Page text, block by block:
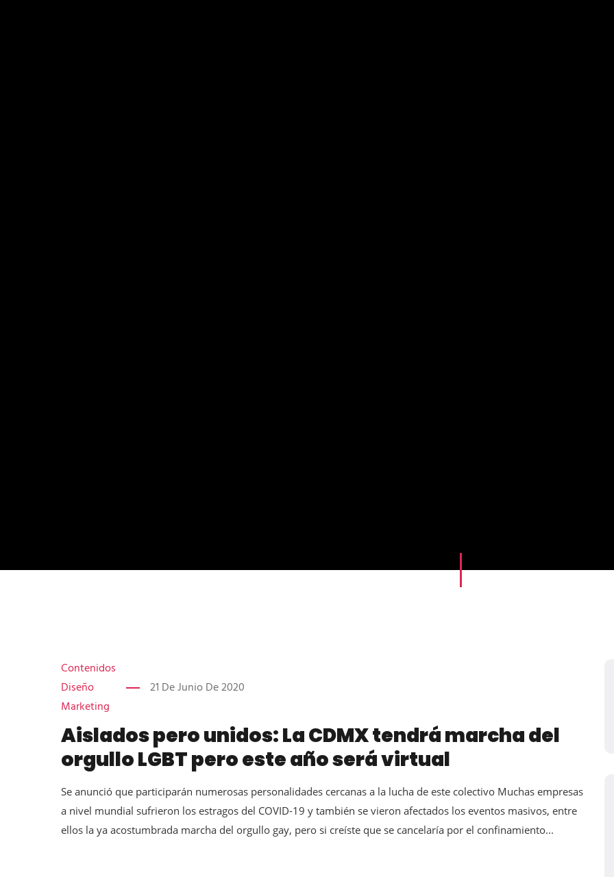
Contenidos
Diseño
Marketing
21 De Junio De 2020
Aislados pero unidos: La CDMX tendrá marcha del
orgullo LGBT pero este año será virtual
Se anunció que participarán numerosas personalidades cercanas a la lucha de este colectivo Muchas empresas
a nivel mundial sufrieron los estragos del COVID-19 y también se vieron afectados los eventos masivos, entre
ellos la ya acostumbrada marcha del orgullo gay, pero si creíste que se cancelaría por el confinamiento...